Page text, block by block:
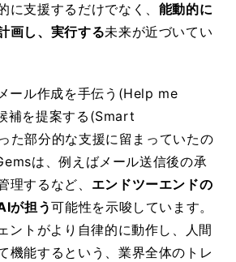
に支援するだけでなく、 能動的に
画し、実行する未来が近づいてい
ール作成を手伝う(Help me
補を提案する(Smart
た部分的な支援に留まっていたの
は、例えばメール送信後の承
理するなど、 エンドツーエンドの
が担う可能性を示唆しています。
ントがより自律的に動作し、人間
機能するという、業界全体のトレ